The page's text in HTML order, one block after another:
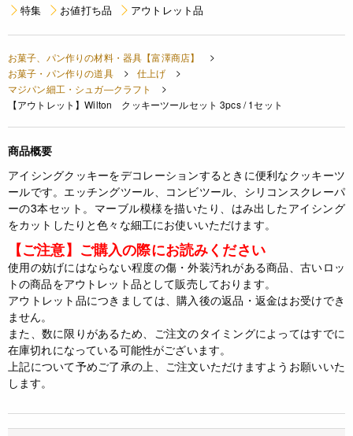
特集
お値打ち品 アウトレット品
お菓子、パン作りの材料・器具【富澤商店】
お菓子・パン作りの道具
仕上げ
マジパン細工・シュガ―クラフト
【アウトレット】Wilton クッキーツールセット 3pcs / 1セット
商品概要
アイシングクッキーをデコレーションするときに便利なクッキーツ
ールです。エッチングツール、コンビツール、シリコンスクレーパ
ーの3本セット。マーブル模様を描いたり、はみ出したアイシング
をカットしたりと色々な細工にお使いいただけます。
【ご注意】ご購入の際にお読みください
使用の妨げにはならない程度の傷・外装汚れがある商品、古いロッ
トの商品をアウトレット品として販売しております。
アウトレット品につきましては、購入後の返品・返金はお受けでき
ません。
また、数に限りがあるため、ご注文のタイミングによってはすでに
在庫切れになっている可能性がございます。
上記について予めご了承の上、ご注文いただけますようお願いいた
します。